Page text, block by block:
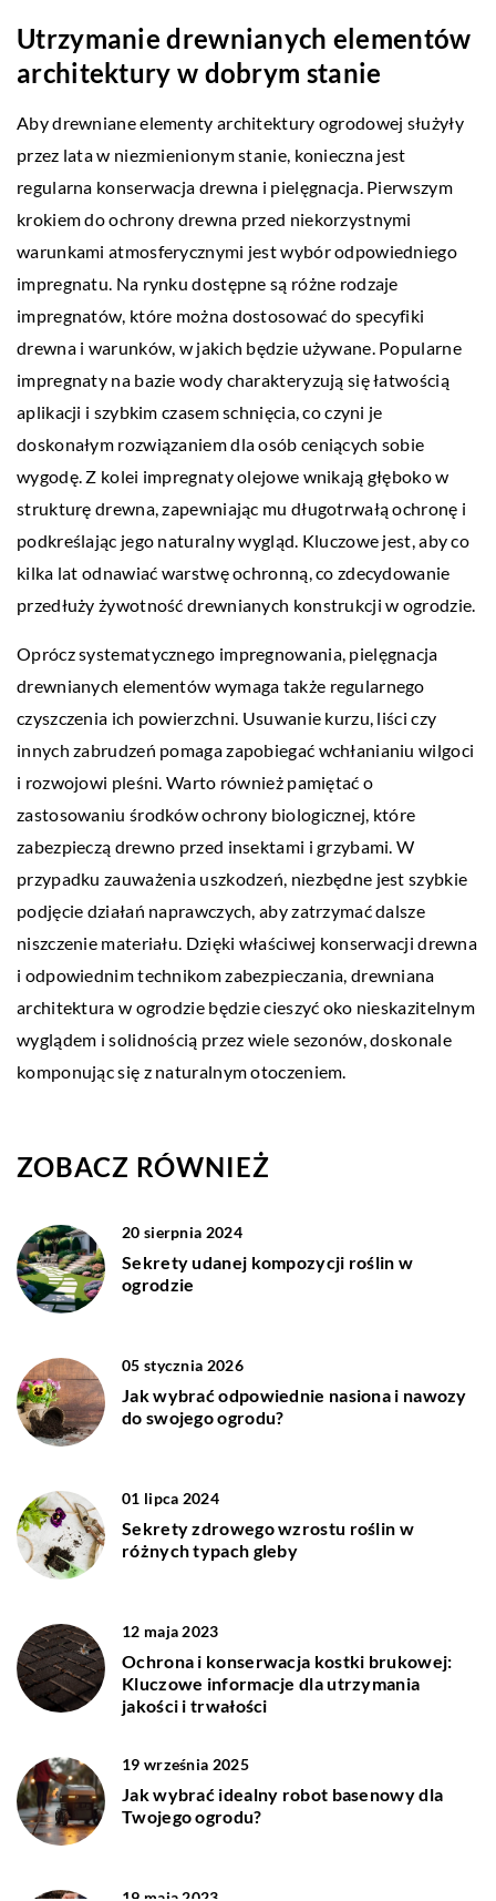
Utrzymanie drewnianych elementów
architektury w dobrym stanie
Aby drewniane elementy architektury ogrodowej służyły
przez lata w niezmienionym stanie, konieczna jest
regularna konserwacja drewna i pielęgnacja. Pierwszym
krokiem do ochrony drewna przed niekorzystnymi
warunkami atmosferycznymi jest wybór odpowiedniego
impregnatu. Na rynku dostępne są różne rodzaje
impregnatów, które można dostosować do specyfiki
drewna i warunków, w jakich będzie używane. Popularne
impregnaty na bazie wody charakteryzują się łatwością
aplikacji i szybkim czasem schnięcia, co czyni je
doskonałym rozwiązaniem dla osób ceniących sobie
wygodę. Z kolei impregnaty olejowe wnikają głęboko w
strukturę drewna, zapewniając mu długotrwałą ochronę i
podkreślając jego naturalny wygląd. Kluczowe jest, aby co
kilka lat odnawiać warstwę ochronną, co zdecydowanie
przedłuży żywotność drewnianych konstrukcji w ogrodzie.
Oprócz systematycznego impregnowania, pielęgnacja
drewnianych elementów wymaga także regularnego
czyszczenia ich powierzchni. Usuwanie kurzu, liści czy
innych zabrudzeń pomaga zapobiegać wchłanianiu wilgoci
i rozwojowi pleśni. Warto również pamiętać o
zastosowaniu środków ochrony biologicznej, które
zabezpieczą drewno przed insektami i grzybami. W
przypadku zauważenia uszkodzeń, niezbędne jest szybkie
podjęcie działań naprawczych, aby zatrzymać dalsze
niszczenie materiału. Dzięki właściwej konserwacji drewna
i odpowiednim technikom zabezpieczania, drewniana
architektura w ogrodzie będzie cieszyć oko nieskazitelnym
wyglądem i solidnością przez wiele sezonów, doskonale
komponując się z naturalnym otoczeniem.
ZOBACZ RÓWNIEŻ
20 sierpnia 2024
Sekrety udanej kompozycji roślin w
ogrodzie
05 stycznia 2026
Jak wybrać odpowiednie nasiona i nawozy
do swojego ogrodu?
01 lipca 2024
Sekrety zdrowego wzrostu roślin w
różnych typach gleby
12 maja 2023
Ochrona i konserwacja kostki brukowej:
Kluczowe informacje dla utrzymania
jakości i trwałości
19 września 2025
Jak wybrać idealny robot basenowy dla
Twojego ogrodu?
19 maja 2023